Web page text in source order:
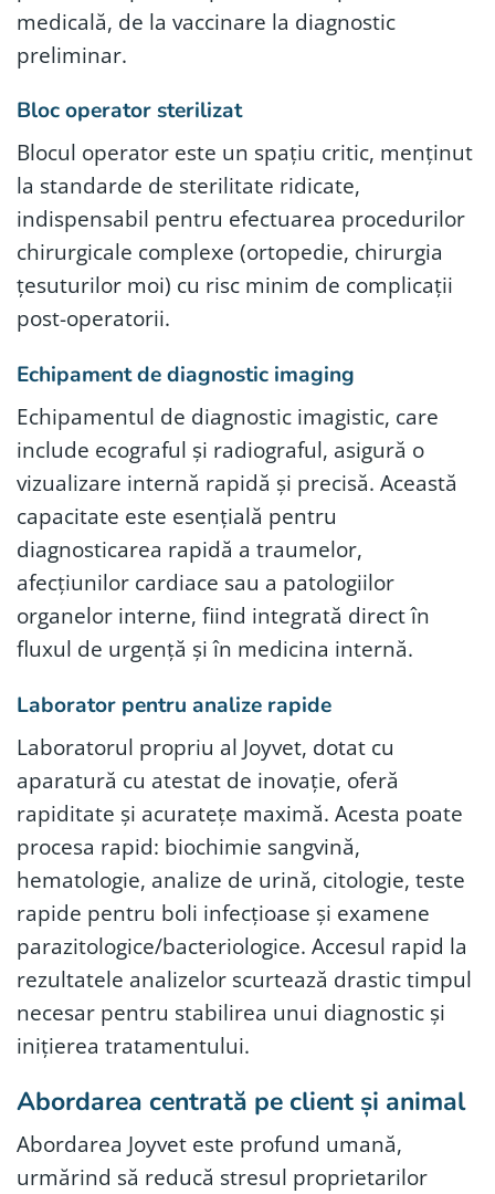
medicală, de la vaccinare la diagnostic
preliminar.
Bloc operator sterilizat
Blocul operator este un spațiu critic, menținut
la standarde de sterilitate ridicate,
indispensabil pentru efectuarea procedurilor
chirurgicale complexe (ortopedie, chirurgia
țesuturilor moi) cu risc minim de complicații
post-operatorii.
Echipament de diagnostic imaging
Echipamentul de diagnostic imagistic, care
include ecograful și radiograful, asigură o
vizualizare internă rapidă și precisă. Această
capacitate este esențială pentru
diagnosticarea rapidă a traumelor,
afecțiunilor cardiace sau a patologiilor
organelor interne, fiind integrată direct în
fluxul de urgență și în medicina internă.
Laborator pentru analize rapide
Laboratorul propriu al Joyvet, dotat cu
aparatură cu atestat de inovație, oferă
rapiditate și acuratețe maximă. Acesta poate
procesa rapid: biochimie sangvină,
hematologie, analize de urină, citologie, teste
rapide pentru boli infecțioase și examene
parazitologice/bacteriologice. Accesul rapid la
rezultatele analizelor scurtează drastic timpul
necesar pentru stabilirea unui diagnostic și
inițierea tratamentului.
Abordarea centrată pe client și animal
Abordarea Joyvet este profund umană,
urmărind să reducă stresul proprietarilor